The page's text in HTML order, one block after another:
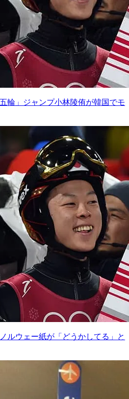
輪」ジャンプ小林陵侑が韓国でモ
ルウェー紙が「どうかしてる」と